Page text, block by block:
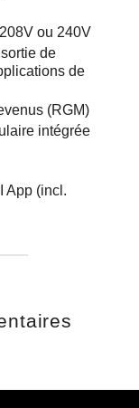
ou 240V
de
de
(RGM)
intégrée
App (incl.